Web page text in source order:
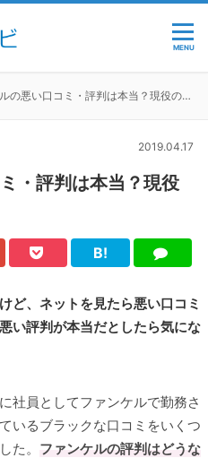
MENU
ファンケルの悪い口コミ・評判は本当？現役の社員が検証しました
2019.04.17
・評判は本当？現役
Pocket
B!
は
ブ
LINE
ど、ネットを見たら悪い口コミ
い評判が本当だとしたら気にな
社員としてファンケルで勤務さ
いるブラックな口コミをいくつ
た。 ファンケルの評判はどうな